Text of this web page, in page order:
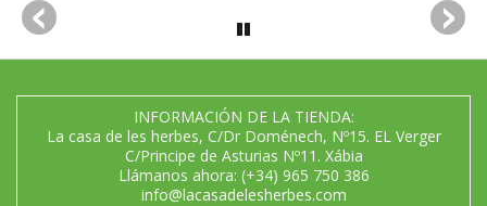
INFORMACIÓN DE LA TIENDA:
La casa de les herbes, C/Dr Doménech, Nº15. EL Verger
C/Principe de Asturias Nº11. Xábia
Llámanos ahora: (+34) 965 750 386
info@lacasadelesherbes.com